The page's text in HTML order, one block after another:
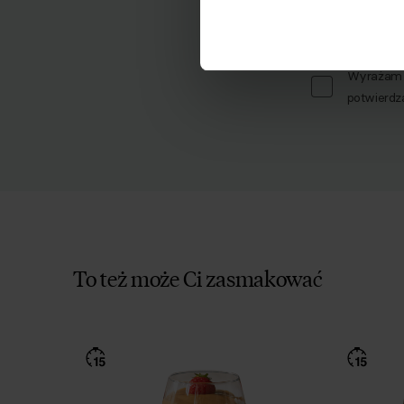
To też może Ci zasmakować